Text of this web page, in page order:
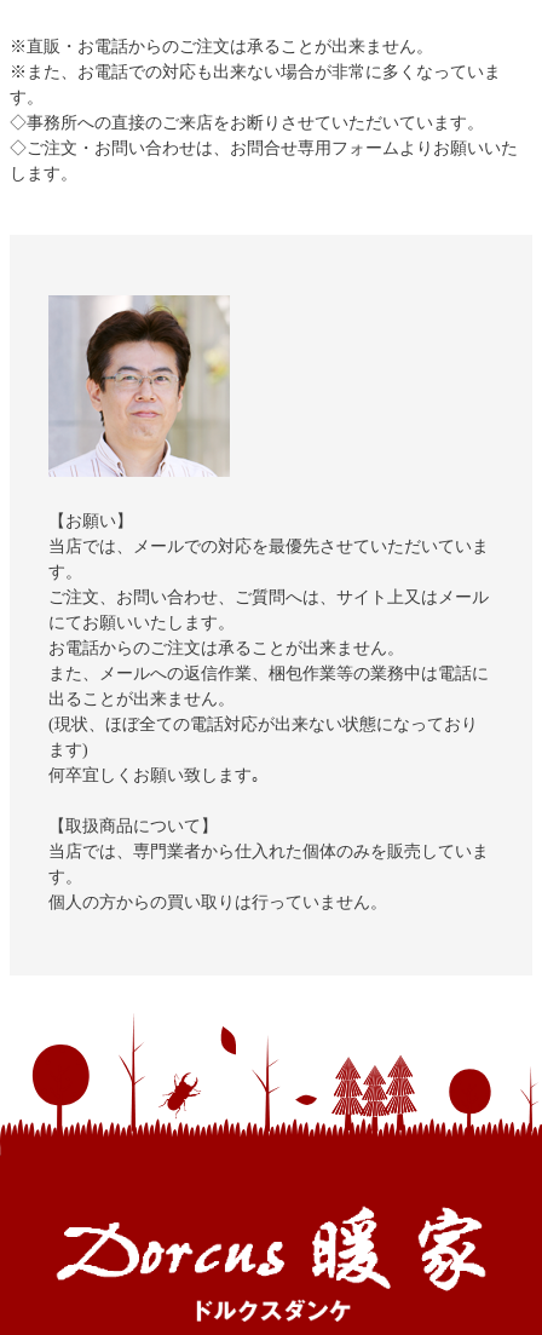
※直販・お電話からのご注文は承ることが出来ません。
※また、お電話での対応も出来ない場合が非常に多くなっていま
す。
◇事務所への直接のご来店をお断りさせていただいています。
◇ご注文・お問い合わせは、お問合せ専用フォームよりお願いいた
します。
【お願い】
当店では、メールでの対応を最優先させていただいていま
す。
ご注文、お問い合わせ、ご質問へは、サイト上又はメール
にてお願いいたします。
お電話からのご注文は承ることが出来ません。
また、メールへの返信作業、梱包作業等の業務中は電話に
出ることが出来ません。
(現状、ほぼ全ての電話対応が出来ない状態になっており
ます)
何卒宜しくお願い致します｡
【取扱商品について】
当店では、専門業者から仕入れた個体のみを販売していま
す。
個人の方からの買い取りは行っていません。